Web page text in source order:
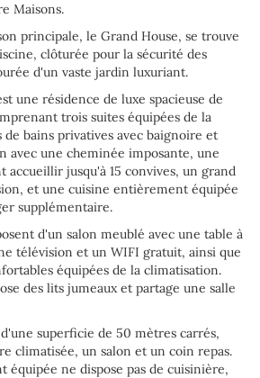
Maisons.
principale, le Grand House, se trouve
clôturée pour la sécurité des
d'un vaste jardin luxuriant.
une résidence de luxe spacieuse de
trois suites équipées de la
bains privatives avec baignoire et
avec une cheminée imposante, une
accueillir jusqu'à 15 convives, un grand
et une cuisine entièrement équipée
supplémentaire.
d'un salon meublé avec une table à
télévision et un WIFI gratuit, ainsi que
équipées de la climatisation.
des lits jumeaux et partage une salle
superficie de 50 mètres carrés,
climatisée, un salon et un coin repas.
équipée ne dispose pas de cuisinière,